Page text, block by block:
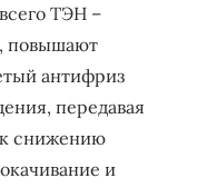
ТЭН –
повышают
антифриз
передавая
к снижению
и